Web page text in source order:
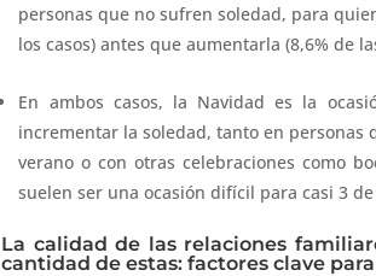
personas que no sufren soledad, para
los casos) antes que aumentarla (8,6% de
En ambos casos, la Navidad es la
incrementar la soledad, tanto en personas
verano o con otras celebraciones como
suelen ser una ocasión difícil para casi 3
La calidad de las relaciones
cantidad de estas: factores clave